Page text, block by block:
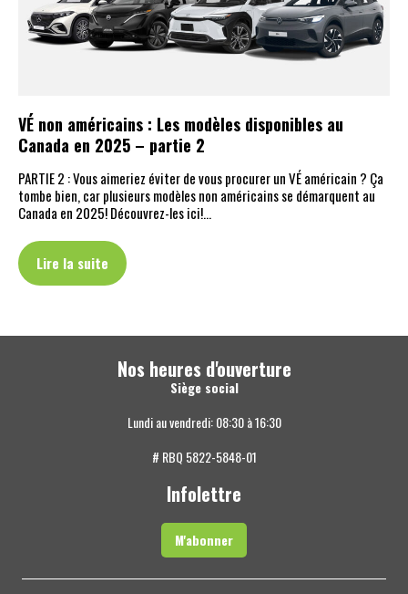
VÉ non américains : Les modèles disponibles au
Canada en 2025 – partie 2
PARTIE 2 : Vous aimeriez éviter de vous procurer un VÉ américain ? Ça
tombe bien, car plusieurs modèles non américains se démarquent au
Canada en 2025! Découvrez-les ici!…
Lire la suite
Nos heures d'ouverture
Siège social
Lundi au vendredi: 08:30 à 16:30
# RBQ 5822-5848-01
Infolettre
M'abonner